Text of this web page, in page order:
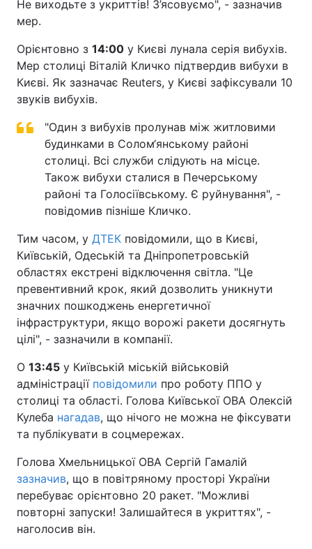
Не виходьте з укриттів! З’ясовуємо", - зазначив
мер.
Орієнтовно з 14:00 у Києві лунала серія вибухів.
Мер столиці Віталій Кличко підтвердив вибухи в
Києві. Як зазначає Reuters, у Києві зафіксували 10
звуків вибухів.
"Один з вибухів пролунав між житловими
будинками в Солом‘янському районі
столиці. Всі служби слідують на місце.
Також вибухи сталися в Печерському
районі та Голосіївському. Є руйнування", -
повідомив пізніше Кличко.
Тим часом, у ДТЕК повідомили, що в Києві,
Київській, Одеській та Дніпропетровській
областях екстрені відключення світла. "Це
превентивний крок, який дозволить уникнути
значних пошкоджень енергетичної
інфраструктури, якщо ворожі ракети досягнуть
цілі", - зазначили в компанії.
О 13:45 у Київській міській військовій
адміністрації повідомили про роботу ППО у
столиці та області. Голова Київської ОВА Олексій
Кулеба нагадав, що нічого не можна не фіксувати
та публікувати в соцмережах.
Голова Хмельницької ОВА Сергій Гамалій
зазначив, що в повітряному просторі України
перебуває орієнтовно 20 ракет. "Можливі
повторні запуски! Залишайтеся в укриттях", -
наголосив він.